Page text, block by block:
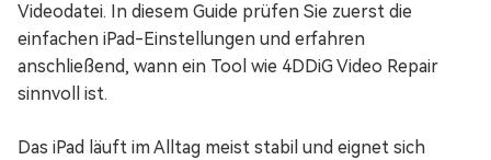
Videodatei. In diesem Guide prüfen Sie zuerst die
einfachen iPad-Einstellungen und erfahren
anschließend, wann ein Tool wie 4DDiG Video Repair
sinnvoll ist.
Das iPad läuft im Alltag meist stabil und eignet sich